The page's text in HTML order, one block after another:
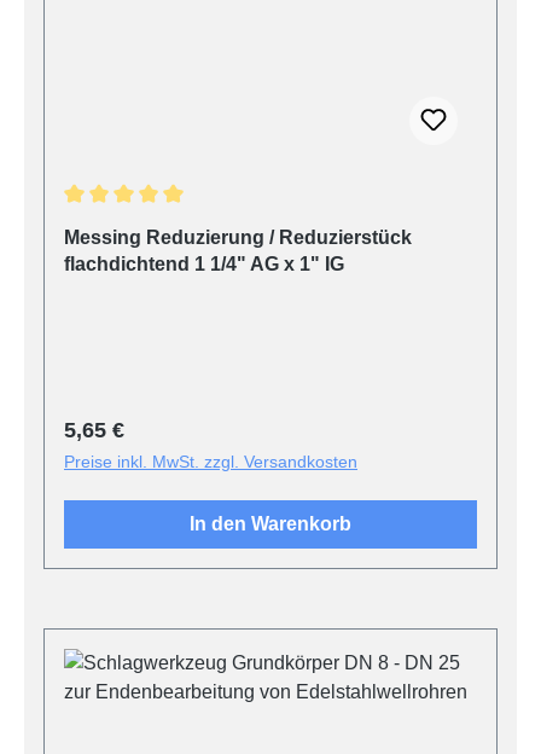
Messing Reduzierung / Reduzierstück
flachdichtend 1 1/4" AG x 1" IG
Regulärer Preis:
5,65 €
Preise inkl. MwSt. zzgl. Versandkosten
In den Warenkorb